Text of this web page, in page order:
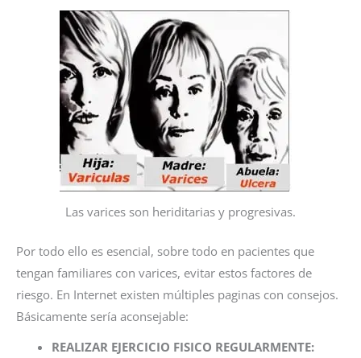
Las varices son heriditarias y progresivas.
Por todo ello es esencial, sobre todo en pacientes que
tengan familiares con varices, evitar estos factores de
riesgo. En Internet existen múltiples paginas con consejos.
Básicamente sería aconsejable:
REALIZAR EJERCICIO FISICO REGULARMENTE: